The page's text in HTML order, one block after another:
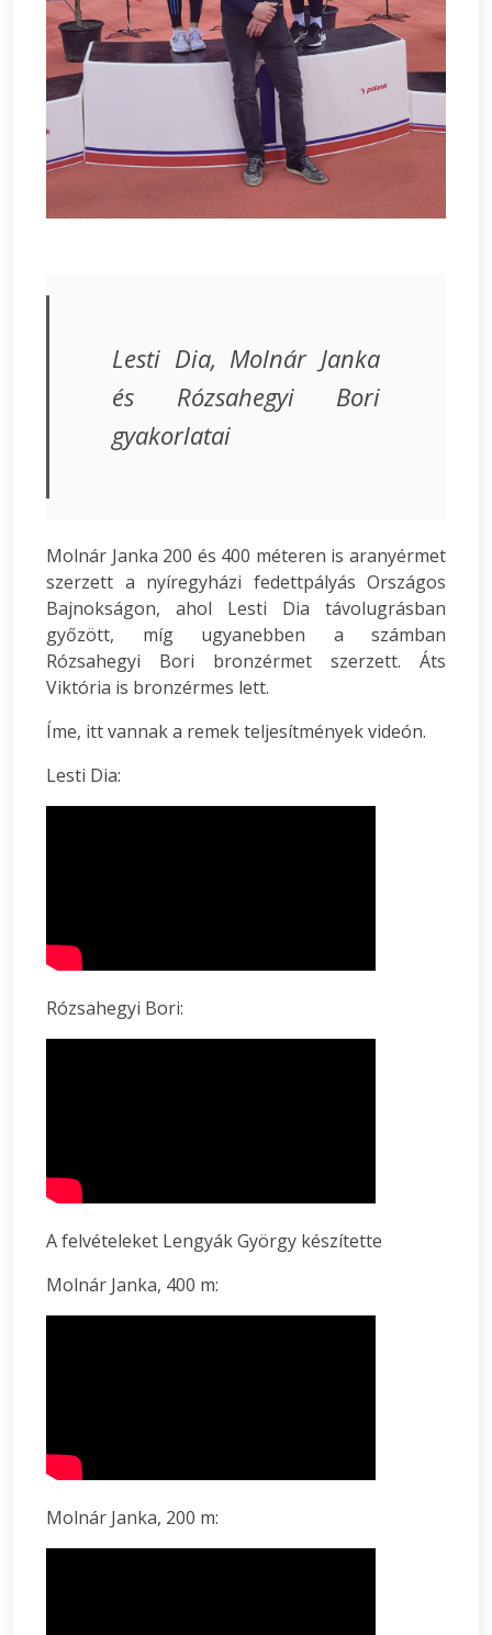
Lesti Dia, Molnár Janka
és Rózsahegyi Bori
gyakorlatai
Molnár Janka 200 és 400 méteren is aranyérmet
szerzett a nyíregyházi fedettpályás Országos
Bajnokságon, ahol Lesti Dia távolugrásban
győzött, míg ugyanebben a számban
Rózsahegyi Bori bronzérmet szerzett. Áts
Viktória is bronzérmes lett.
Íme, itt vannak a remek teljesítmények videón.
Lesti Dia:
Rózsahegyi Bori:
A felvételeket Lengyák György készítette
Molnár Janka, 400 m:
Molnár Janka, 200 m: